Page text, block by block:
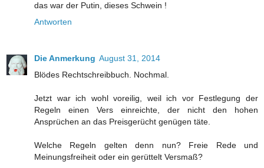
das war der Putin, dieses Schwein !
Antworten
Die Anmerkung August 31, 2014
Blödes Rechtschreibbuch. Nochmal.
Jetzt war ich wohl voreilig, weil ich vor Festlegung der
Regeln einen Vers einreichte, der nicht den hohen
Ansprüchen an das Preisgerücht genügen täte.
Welche Regeln gelten denn nun? Freie Rede und
Meinungsfreiheit oder ein gerüttelt Versmaß?